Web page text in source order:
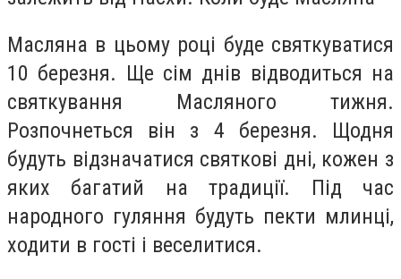
Масляна в цьому році буде святкуватися
10 березня. Ще сім днів відводиться на
святкування Масляного тижня.
Розпочнеться він з 4 березня. Щодня
будуть відзначатися святкові дні, кожен з
яких багатий на традиції. Під час
народного гуляння будуть пекти млинці,
ходити в гості і веселитися.